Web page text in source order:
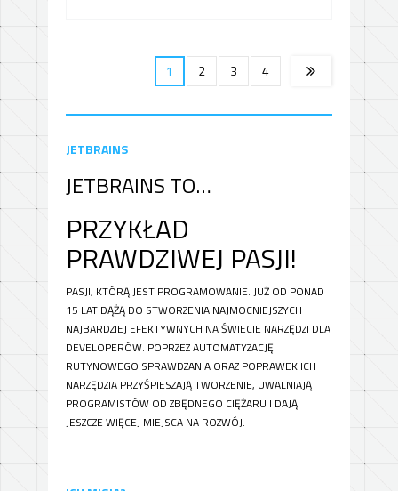
1 2 3 4
JETBRAINS
JETBRAINS TO…
PRZYKŁAD
PRAWDZIWEJ PASJI!
PASJI, KTÓRĄ JEST PROGRAMOWANIE. JUŻ OD PONAD
15 LAT DĄŻĄ DO STWORZENIA NAJMOCNIEJSZYCH I
NAJBARDZIEJ EFEKTYWNYCH NA ŚWIECIE NARZĘDZI DLA
DEVELOPERÓW. POPRZEZ AUTOMATYZACJĘ
RUTYNOWEGO SPRAWDZANIA ORAZ POPRAWEK ICH
NARZĘDZIA PRZYŚPIESZAJĄ TWORZENIE, UWALNIAJĄ
PROGRAMISTÓW OD ZBĘDNEGO CIĘŻARU I DAJĄ
JESZCZE WIĘCEJ MIEJSCA NA ROZWÓJ.